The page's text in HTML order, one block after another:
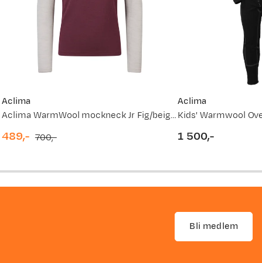
Aclima
Aclima WarmWool mockneck Jr Fig/beige Melange
489,- 700,-
Aclima
Kids' Warmwool
1 500,-
Bli medlem